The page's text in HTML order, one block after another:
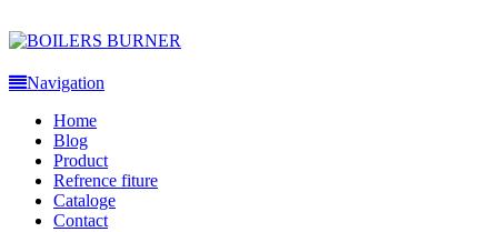
Navigation
Home
Blog
Product
Refrence fiture
Cataloge
Contact